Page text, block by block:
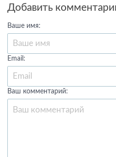
Добавить
Ваше имя:
Email:
Ваш комментарий: